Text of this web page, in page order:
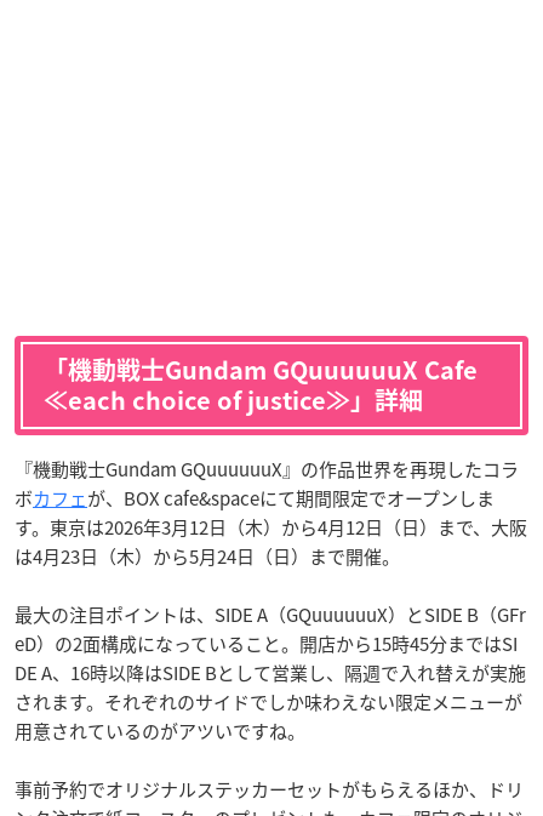
「機動戦士Gundam GQuuuuuuX Cafe
≪each choice of justice≫」詳細
『機動戦士Gundam GQuuuuuuX』の作品世界を再現したコラ
ボカフェが、BOX cafe&spaceにて期間限定でオープンしま
す。東京は2026年3月12日（木）から4月12日（日）まで、大阪
は4月23日（木）から5月24日（日）まで開催。
最大の注目ポイントは、SIDE A（GQuuuuuuX）とSIDE B（GFr
eD）の2面構成になっていること。開店から15時45分まではSI
DE A、16時以降はSIDE Bとして営業し、隔週で入れ替えが実施
されます。それぞれのサイドでしか味わえない限定メニューが
用意されているのがアツいですね。
事前予約でオリジナルステッカーセットがもらえるほか、ドリ